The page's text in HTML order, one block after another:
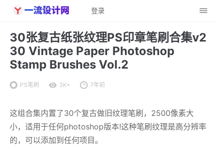
登录
30张复古纸张纹理PS印章笔刷合集v2
30 Vintage Paper Photoshop
Stamp Brushes Vol.2
PS笔刷 3K+ 7年前
这组合集内置了30个复古做旧纹理笔刷，2500像素大
小，适用于任何photoshop版本!这种笔刷纹理是高分辨率
的，可以添加到任何项目。